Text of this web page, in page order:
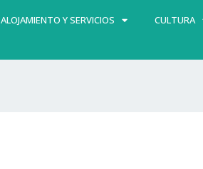
ALOJAMIENTO Y SERVICIOS CULTURA